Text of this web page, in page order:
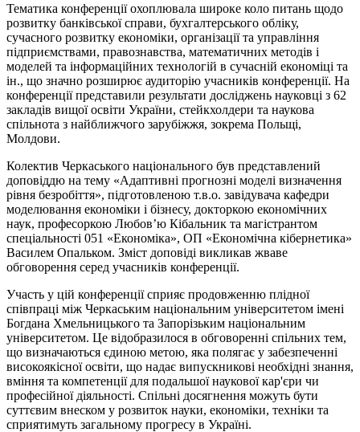
Тематика конференції охоплювала широке коло питань щодо
розвитку банківської справи, бухгалтерського обліку,
сучасного розвитку економіки, організації та управління
підприємствами, правознавства, математичних методів і
моделей та інформаційних технологій в сучасній економіці та
ін., що значно розширює аудиторію учасників конференції. На
конференції представили результати досліджень науковці з 62
закладів вищої освіти України, стейкхолдери та наукова
спільнота з найближчого зарубіжжя, зокрема Польщі,
Молдови.
Колектив Черкаського національного був представлений
доповіддю на тему «Адаптивні прогнозні моделі визначення
рівня безробіття», підготовленою т.в.о. завідувача кафедри
моделювання економіки і бізнесу, докторкою економічних
наук, професоркою Любов’ю Кібальник та магістрантом
спеціальності 051 «Економіка», ОП «Економічна кібернетика»
Василем Опальком. Зміст доповіді викликав жваве
обговорення серед учасників конференції.
Участь у цій конференції сприяє продовженню плідної
співпраці між Черкаським національним університетом імені
Богдана Хмельницького та Запорізьким національним
університетом. Це відобразилося в обговоренні спільних тем,
що визначаються єдиною метою, яка полягає у забезпеченні
високоякісної освіти, що надає випускникові необхідні знання,
вміння та компетенції для подальшої наукової кар'єри чи
професійної діяльності. Спільні досягнення можуть бути
суттєвим внеском у розвиток науки, економіки, техніки та
сприятимуть загальному прогресу в Україні.